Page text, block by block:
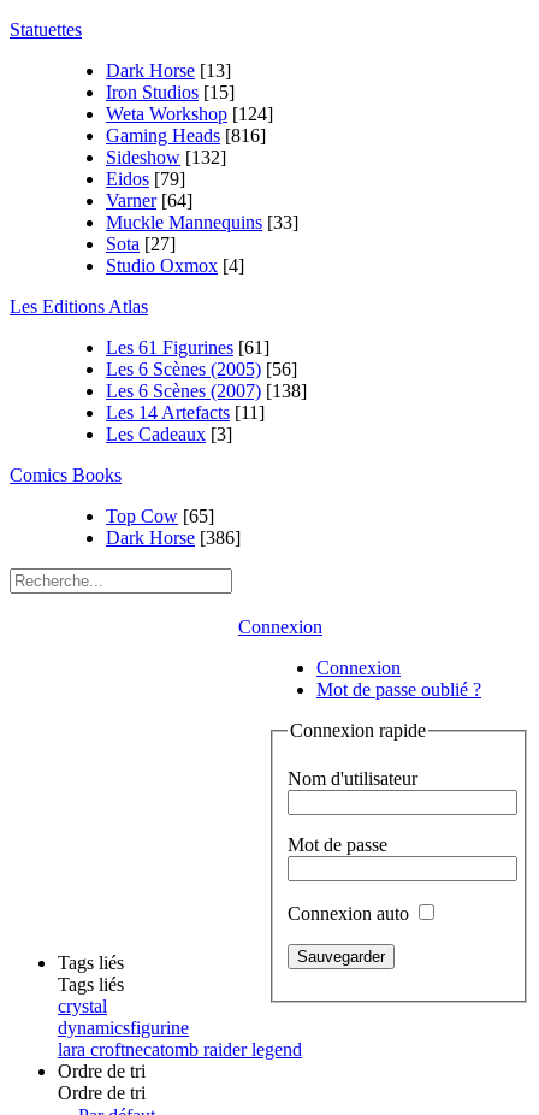
Statuettes
Dark Horse [13]
Iron Studios [15]
Weta Workshop [124]
Gaming Heads [816]
Sideshow [132]
Eidos [79]
Varner [64]
Muckle Mannequins [33]
Sota [27]
Studio Oxmox [4]
Les Editions Atlas
Les 61 Figurines [61]
Les 6 Scènes (2005) [56]
Les 6 Scènes (2007) [138]
Les 14 Artefacts [11]
Les Cadeaux [3]
Comics Books
Top Cow [65]
Dark Horse [386]
Connexion
Connexion
Mot de passe oublié ?
Connexion rapide
Nom d'utilisateur
Mot de passe
Connexion auto
Tags liés
Tags liés
crystal
dynamicsfigurine
lara croftnecatomb raider legend
Ordre de tri
Ordre de tri